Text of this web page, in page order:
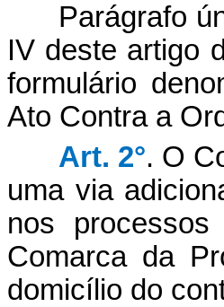
Parágrafo
IV deste artigo
formulário
Ato Contra a
Art. 2°. O
uma via
nos
Comarca da
domicílio do